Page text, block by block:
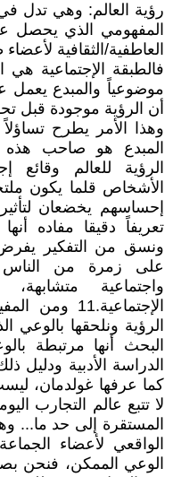
رؤية العالم: وهي تدل
المفهومي الذي يحصل
العاطفية/الثقافية
فالطبقة الإجتماعية
موضوعياً والمبدع
أن الرؤية موجودة قبل
وهذا الأمر يطرح تساؤلاً
المبدع هو صاحب هذه
الرؤية للعالم وقائع
الأشخاص قلما يكون
تعريفاً دقيقا مفاده
ونسق من التفكير
على زمرة من الناس
واجتماعية
الرؤية ونلحقها بالوعي
البحث أنها مرتبطة
الدراسة الأدبية ودليل
كما عرفها غولدمان،
لا تتبع عالم التجارب
المستقرة إلى حد ما...
الواقعي لأعضاء
الوعي الممكن، فنحن